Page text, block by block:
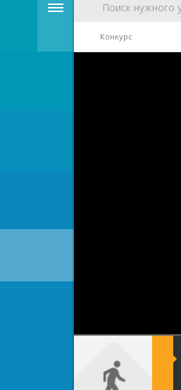
Конкурс